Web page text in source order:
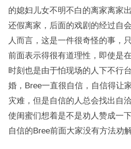
的媳妇儿女不明不白的离家离家
还假离家，后面的戏剧的经过自
人而言，这是一件很奇怪的事，
前面表示得很有道理性，即使是
时刻也是由于怕现场的人下不行
婚，Bree一直很自信，自信得让
灾难，但是自信的人总会找出自
使闺蜜们想着是不是劝人赞成一
自信的Bree前面大家没有方法劝解